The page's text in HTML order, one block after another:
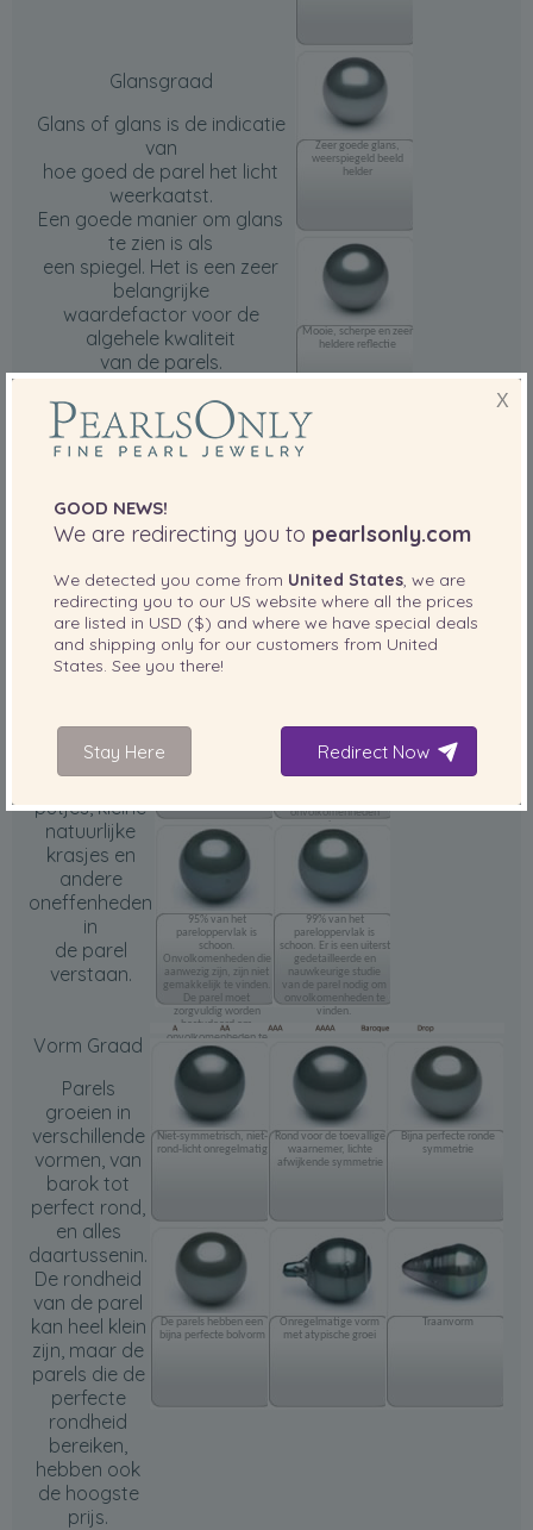
Glansgraad
Glans of glans is de indicatie
van
hoe goed de parel het licht
weerkaatst.
Een goede manier om glans
te zien is als
een spiegel. Het is een zeer
belangrijke
waardefactor voor de
algehele kwaliteit
van de parels.
Zeer goede glans,
weerspiegeld beeld
helder
Mooie, scherpe en zeer
heldere reflectie
verbazingwekkende
reflectie en helderheid
Lichaams
(oppervlakte)
oppervlak
worden de
putjes, kleine
natuurlijke
krasjes en
andere
oneffenheden
in
de parel
verstaan.
75% van het
wel onvolkomenheden
pareloppervlak is
schoon. Als u de parel
onvolkomenheden
95% van het
pareloppervlak is
schoon.
Onvolkomenheden die
aanwezig zijn, zijn niet
gemakkelijk te vinden.
De parel moet
zorgvuldig worden
bestudeerd om
onvolkomenheden te
zien.
99% van het
pareloppervlak is
schoon. Er is een uiterst
gedetailleerde en
nauwkeurige studie
van de parel nodig om
onvolkomenheden te
vinden.
Vorm Graad
Parels
groeien in
verschillende
vormen, van
barok tot
perfect rond,
en alles
daartussenin.
De rondheid
van de parel
kan heel klein
zijn, maar de
parels die de
perfecte
rondheid
bereiken,
hebben ook
de hoogste
prijs.
Niet-symmetrisch, niet-
rond-licht onregelmatig
Rond voor de toevallige
waarnemer, lichte
afwijkende symmetrie
Bijna perfecte ronde
symmetrie
De parels hebben een
bijna perfecte bolvorm
Onregelmatige vorm
met atypische groei
Traanvorm
X
GOOD NEWS!
We are redirecting you to pearlsonly.com
We detected you come from United States , we are
redirecting you to our US website where all the prices
are listed in USD ($) and where we have special deals
and shipping only for our customers from United
States . See you there!
Stay Here Redirect Now